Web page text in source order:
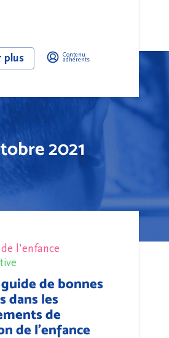
plus Contenu
adhérents
2021
l'enfance
guide de bonnes
dans les
de
de l'enfance